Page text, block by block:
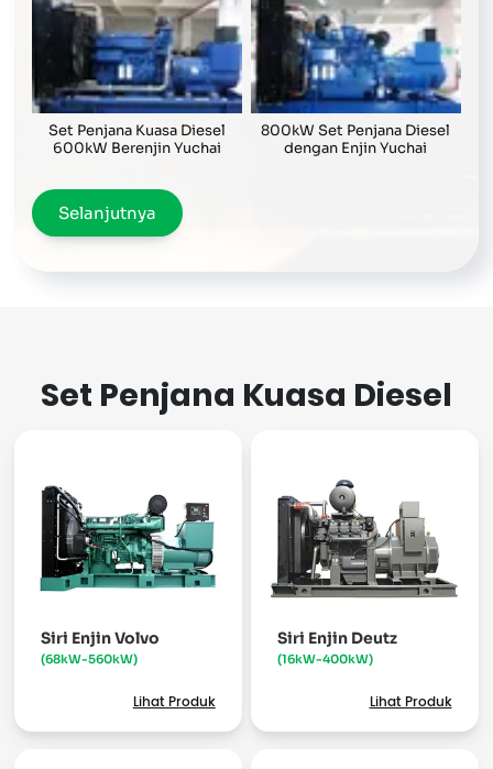
Set Penjana Kuasa Diesel
600kW Berenjin Yuchai
800kW Set Penjana Diesel
dengan Enjin Yuchai
Selanjutnya
Set Penjana Kuasa Diesel
Siri Enjin Volvo
(68kW-560kW)
Lihat Produk
Siri Enjin Deutz
(16kW-400kW)
Lihat Produk